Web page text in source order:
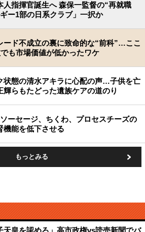
人指揮官誕生へ 森保一監督の“再就職
ー1部の日系クラブ」一択か
ード不成立の裏に致命的な“前科”…ここ
も市場価値が低かったワケ
状態の清水アキラに心配の声…子供を亡
輝らもたどった遺族ケアの道のり
ーセージ、ちくわ、プロセスチーズの
機能を低下させる
もっとみる
天皇を認めろ」高市政権vs読売新聞でバ